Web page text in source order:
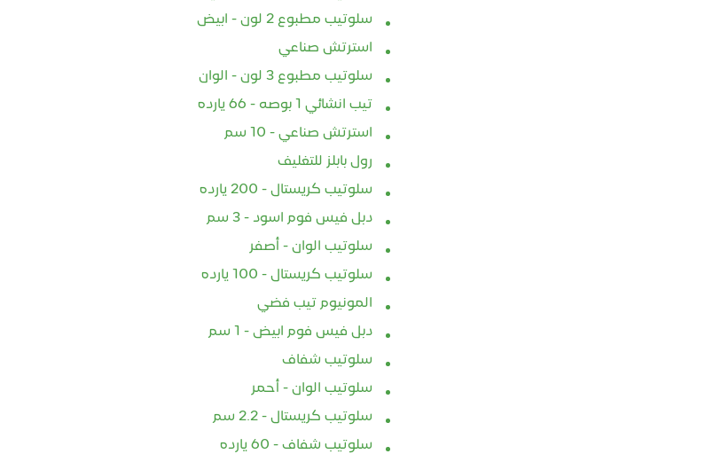
سلوتيب مطبوع 2 لون - ابيض
استرتش صناعي
سلوتيب مطبوع 3 لون - الوان
تيب انشائي 1 بوصه - 66 يارده
استرتش صناعي - 10 سم
رول بابلز للتغليف
سلوتيب كريستال - 200 يارده
دبل فيس فوم اسود - 3 سم
سلوتيب الوان - أصفر
سلوتيب كريستال - 100 يارده
المونيوم تيب فضي
دبل فيس فوم ابيض - 1 سم
سلوتيب شفاف
سلوتيب الوان - أحمر
سلوتيب كريستال - 2.2 سم
سلوتيب شفاف - 60 يارده